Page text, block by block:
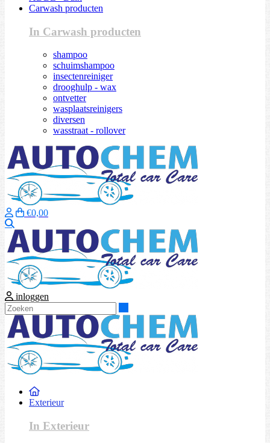
Carwash producten
In Carwash producten
shampoo
schuimshampoo
insectenreiniger
drooghulp - wax
ontvetter
wasplaatsreinigers
diversen
wasstraat - rollover
€0,00
inloggen
Exterieur
In Exterieur